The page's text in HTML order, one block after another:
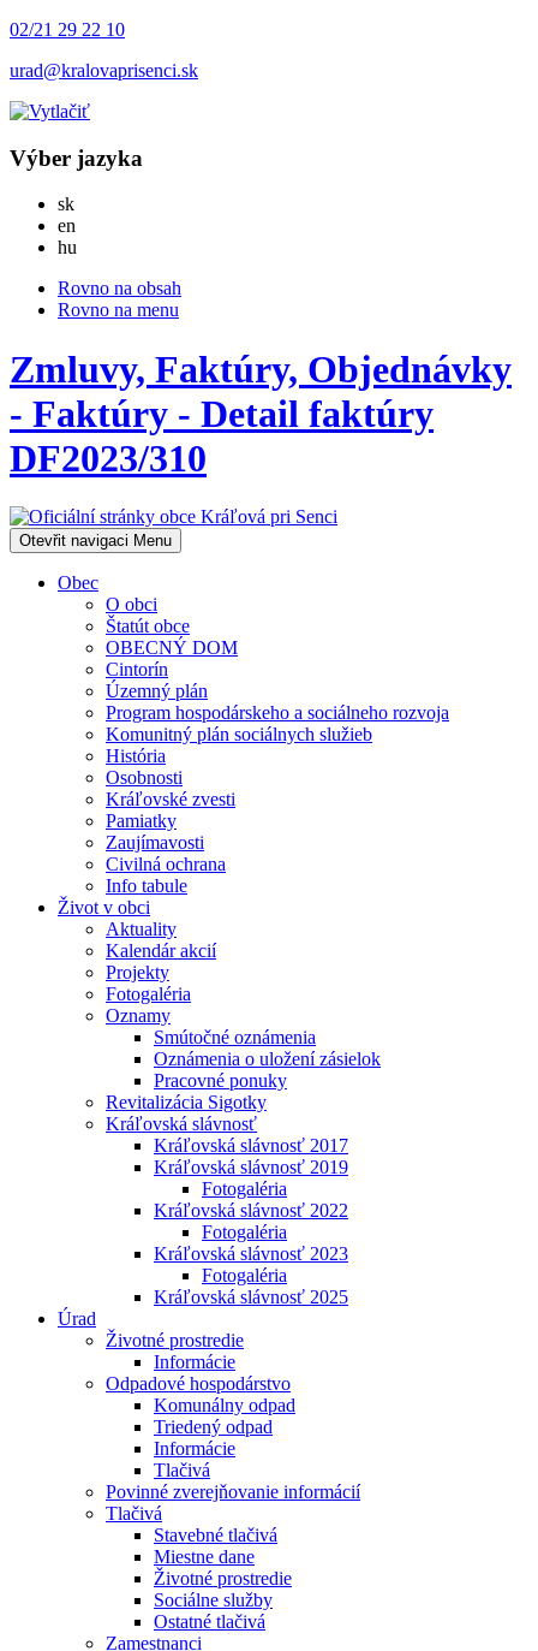
02/21 29 22 10
urad@kralovaprisenci.sk
Výber jazyka
skSlovensky
en
hu
Rovno na obsah
Rovno na menu
Zmluvy, Faktúry, Objednávky
- Faktúry - Detail faktúry
DF2023/310
Otevřit navigaci Menu
Obec
O obci
Štatút obce
OBECNÝ DOM
Cintorín
Územný plán
Program hospodárskeho a sociálneho rozvoja
Komunitný plán sociálnych služieb
História
Osobnosti
Kráľovské zvesti
Pamiatky
Zaujímavosti
Civilná ochrana
Info tabule
Život v obci
Aktuality
Kalendár akcií
Projekty
Fotogaléria
Oznamy
Smútočné oznámenia
Oznámenia o uložení zásielok
Pracovné ponuky
Revitalizácia Sigotky
Kráľovská slávnosť
Kráľovská slávnosť 2017
Kráľovská slávnosť 2019
Fotogaléria
Kráľovská slávnosť 2022
Fotogaléria
Kráľovská slávnosť 2023
Fotogaléria
Kráľovská slávnosť 2025
Úrad
Životné prostredie
Informácie
Odpadové hospodárstvo
Komunálny odpad
Triedený odpad
Informácie
Tlačivá
Povinné zverejňovanie informácií
Tlačivá
Stavebné tlačivá
Miestne dane
Životné prostredie
Sociálne služby
Ostatné tlačivá
Zamestnanci